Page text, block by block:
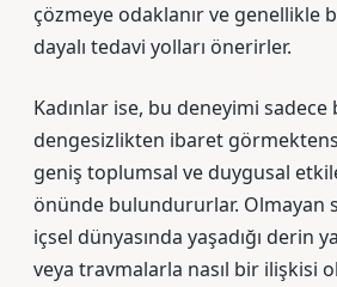
çözmeye odaklanır ve genellikle
dayalı tedavi yolları önerirler.
Kadınlar ise, bu deneyimi
dengesizlikten ibaret
geniş toplumsal ve duygusal
önünde bulundururlar. Olmayan
içsel dünyasında yaşadığı derin
veya travmalarla nasıl bir ilişkisi